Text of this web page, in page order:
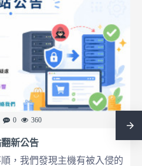
0 360
新公告
，我們發現主機有被入侵的